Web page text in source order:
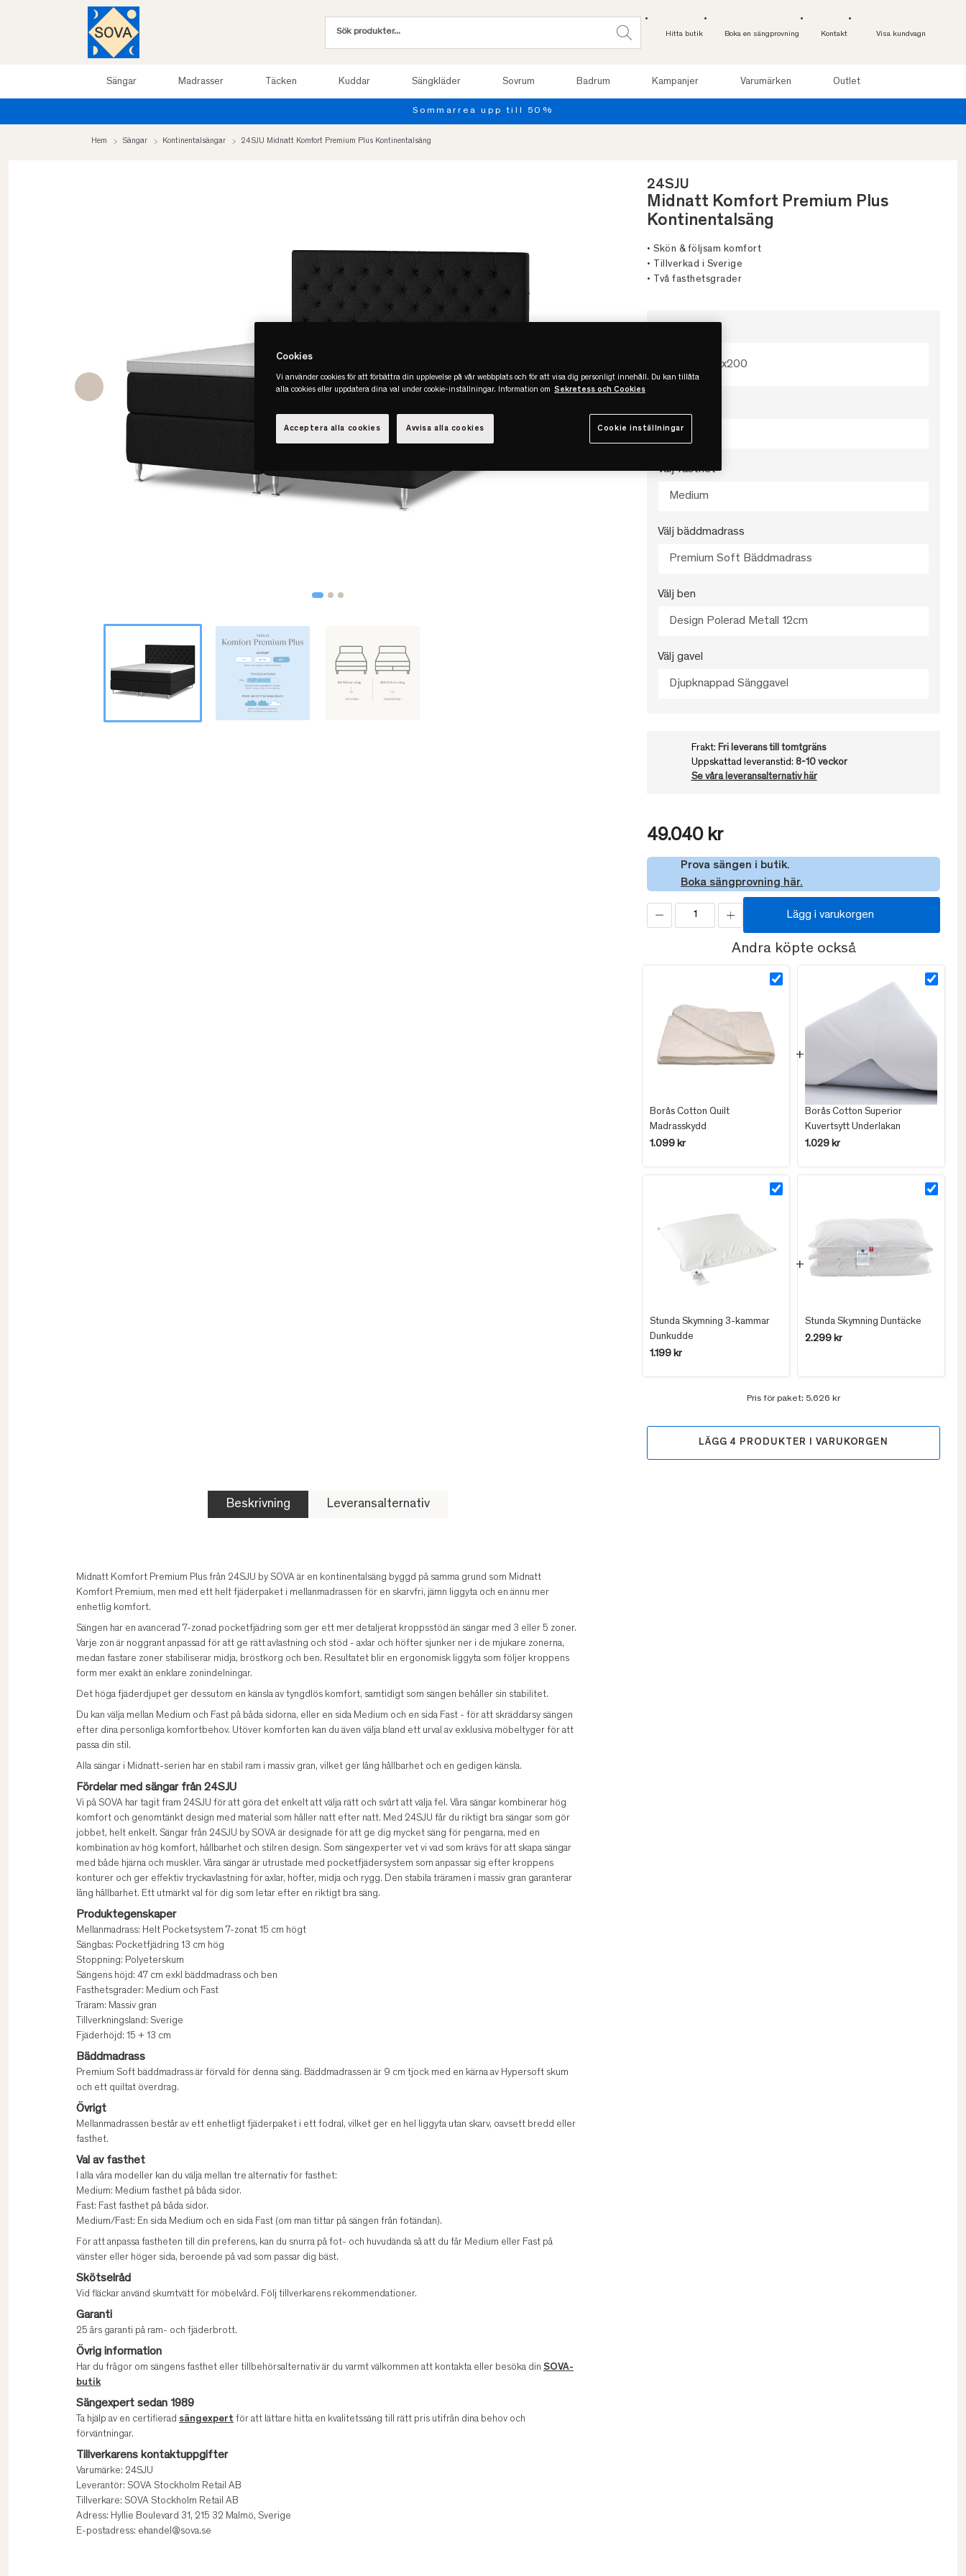
Hitta butik Boka en sängprovning Kontakt Visa kundvagn
Sängar Madrasser Täcken Kuddar Sängkläder Sovrum Badrum Kampanjer Varumärken Outlet
Provsov upp till 100 nätter. Läs mer
Hem Sängar Kontinentalsängar 24SJU Midnatt Komfort Premium Plus Kontinentalsäng
24SJU
Midnatt Komfort Premium Plus
Kontinentalsäng
• Skön & följsam komfort
• Tillverkad i Sverige
• Två fasthetsgrader
180x200
Antracit
Välj fasthet
Medium
Välj bäddmadrass
Premium Soft Bäddmadrass
Välj ben
Design Polerad Metall 12cm
Välj gavel
Djupknappad Sänggavel
Frakt: Fri leverans till tomtgräns
Uppskattad leveranstid: 8-10 veckor
Se våra leveransalternativ här
49.040 kr
Prova sängen i butik.
Boka sängprovning här.
Lägg i varukorgen
Andra köpte också
Borås Cotton Quilt
Madrasskydd
1.099 kr
Borås Cotton Superior
Kuvertsytt Underlakan
1.029 kr
Stunda Skymning 3-kammar
Dunkudde
1.199 kr
Stunda Skymning Duntäcke
2.299 kr
Pris för paket: 5.626 kr
LÄGG 4 PRODUKTER I VARUKORGEN
Beskrivning Leveransalternativ
Midnatt Komfort Premium Plus från 24SJU by SOVA är en kontinentalsäng byggd på samma grund som Midnatt
Komfort Premium, men med ett helt fjäderpaket i mellanmadrassen för en skarvfri, jämn liggyta och en ännu mer
enhetlig komfort.
Sängen har en avancerad 7-zonad pocketfjädring som ger ett mer detaljerat kroppsstöd än sängar med 3 eller 5 zoner.
Varje zon är noggrant anpassad för att ge rätt avlastning och stöd - axlar och höfter sjunker ner i de mjukare zonerna,
medan fastare zoner stabiliserar midja, bröstkorg och ben. Resultatet blir en ergonomisk liggyta som följer kroppens
form mer exakt än enklare zonindelningar.
Det höga fjäderdjupet ger dessutom en känsla av tyngdlös komfort, samtidigt som sängen behåller sin stabilitet.
Du kan välja mellan Medium och Fast på båda sidorna, eller en sida Medium och en sida Fast - för att skräddarsy sängen
efter dina personliga komfortbehov. Utöver komforten kan du även välja bland ett urval av exklusiva möbeltyger för att
passa din stil.
Alla sängar i Midnatt-serien har en stabil ram i massiv gran, vilket ger lång hållbarhet och en gedigen känsla.
Fördelar med sängar från 24SJU
Vi på SOVA har tagit fram 24SJU för att göra det enkelt att välja rätt och svårt att välja fel. Våra sängar kombinerar hög
komfort och genomtänkt design med material som håller natt efter natt. Med 24SJU får du riktigt bra sängar som gör
jobbet, helt enkelt. Sängar från 24SJU by SOVA är designade för att ge dig mycket säng för pengarna, med en
kombination av hög komfort, hållbarhet och stilren design. Som sängexperter vet vi vad som krävs för att skapa sängar
med både hjärna och muskler. Våra sängar är utrustade med pocketfjädersystem som anpassar sig efter kroppens
konturer och ger effektiv tryckavlastning för axlar, höfter, midja och rygg. Den stabila träramen i massiv gran garanterar
lång hållbarhet. Ett utmärkt val för dig som letar efter en riktigt bra säng.
Produktegenskaper
Mellanmadrass: Helt Pocketsystem 7-zonat 15 cm högt
Sängbas: Pocketfjädring 13 cm hög
Stoppning: Polyeterskum
Sängens höjd: 47 cm exkl bäddmadrass och ben
Fasthetsgrader: Medium och Fast
Träram: Massiv gran
Tillverkningsland: Sverige
Fjäderhöjd: 15 + 13 cm
Bäddmadrass
Premium Soft bäddmadrass är förvald för denna säng. Bäddmadrassen är 9 cm tjock med en kärna av Hypersoft skum
och ett quiltat överdrag.
Övrigt
Mellanmadrassen består av ett enhetligt fjäderpaket i ett fodral, vilket ger en hel liggyta utan skarv, oavsett bredd eller
fasthet.
Val av fasthet
I alla våra modeller kan du välja mellan tre alternativ för fasthet:
Medium: Medium fasthet på båda sidor.
Fast: Fast fasthet på båda sidor.
Medium/Fast: En sida Medium och en sida Fast (om man tittar på sängen från fotändan).
För att anpassa fastheten till din preferens, kan du snurra på fot- och huvudända så att du får Medium eller Fast på
vänster eller höger sida, beroende på vad som passar dig bäst.
Skötselråd
Vid fläckar använd skumtvätt för möbelvård. Följ tillverkarens rekommendationer.
Garanti
25 års garanti på ram- och fjäderbrott.
Övrig information
Har du frågor om sängens fasthet eller tillbehörsalternativ är du varmt välkommen att kontakta eller besöka din SOVA-
butik
Sängexpert sedan 1989
Ta hjälp av en certifierad sängexpert för att lättare hitta en kvalitetssäng till rätt pris utifrån dina behov och
förväntningar.
Tillverkarens kontaktuppgifter
Varumärke: 24SJU
Leverantör: SOVA Stockholm Retail AB
Tillverkare: SOVA Stockholm Retail AB
Adress: Hyllie Boulevard 31, 215 32 Malmö, Sverige
E-postadress: ehandel@sova.se
Cookies
Vi använder cookies för att förbättra din upplevelse på vår webbplats och för att visa dig personligt innehåll. Du kan tillåta
alla cookies eller uppdatera dina val under cookie-inställningar. Information om Sekretess och Cookies
Cookie inställningar
Avvisa alla cookies
Acceptera alla cookies